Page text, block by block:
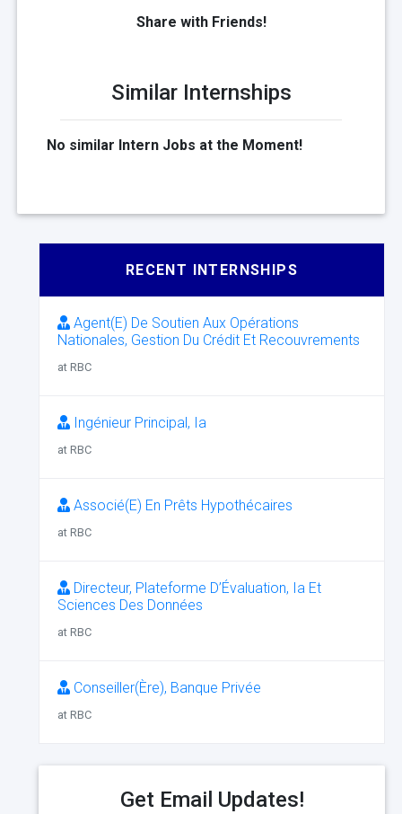
Share with Friends!
Similar Internships
No similar Intern Jobs at the Moment!
RECENT INTERNSHIPS
Agent(E) De Soutien Aux Opérations
Nationales, Gestion Du Crédit Et Recouvrements
at RBC
Ingénieur Principal, Ia
at RBC
Associé(E) En Prêts Hypothécaires
at RBC
Directeur, Plateforme D’Évaluation, Ia Et
Sciences Des Données
at RBC
Conseiller(Ère), Banque Privée
at RBC
Get Email Updates!